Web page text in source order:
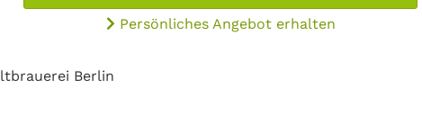
Persönliches Angebot erhalten
Berlin